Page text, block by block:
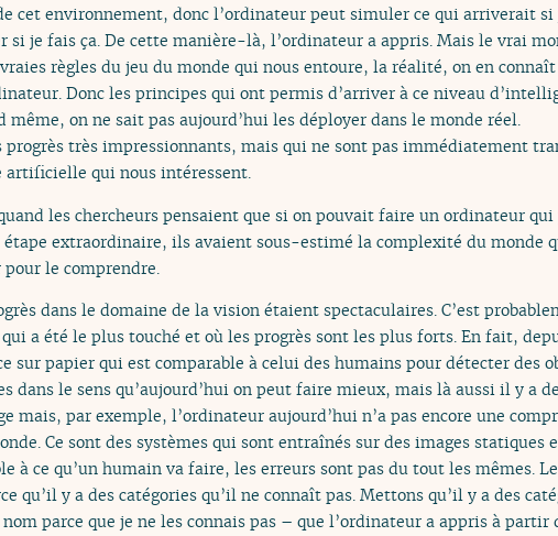
cet environnement, donc l’ordinateur peut simuler ce qui arriverait si
si je fais ça. De cette manière-là, l’ordinateur a appris. Mais le vrai
règles du jeu du monde qui nous entoure, la réalité, on en
Donc les principes qui ont permis d’arriver à ce niveau
même, on ne sait pas aujourd’hui les déployer dans le monde réel.
progrès très impressionnants, mais qui ne sont pas immédiatement
artificielle qui nous intéressent.
les chercheurs pensaient que si on pouvait faire un ordinateur
extraordinaire, ils avaient sous-estimé la complexité du monde
le comprendre.
dans le domaine de la vision étaient spectaculaires. C’est
a été le plus touché et où les progrès sont les plus forts. En fait,
sur papier qui est comparable à celui des humains pour détecter des
dans le sens qu’aujourd’hui on peut faire mieux, mais là aussi il y a
mais, par exemple, l’ordinateur aujourd’hui n’a pas encore une
Ce sont des systèmes qui sont entraînés sur des images statiques
à ce qu’un humain va faire, les erreurs sont pas du tout les mêmes.
qu’il y a des catégories qu’il ne connaît pas. Mettons qu’il y a des
parce que je ne les connais pas – que l’ordinateur a appris à partir